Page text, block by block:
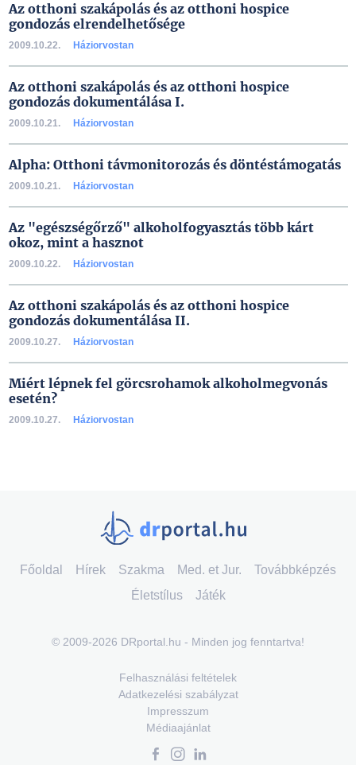
Az otthoni szakápolás és az otthoni hospice
gondozás elrendelhetősége
2009.10.22. Háziorvostan
Az otthoni szakápolás és az otthoni hospice
gondozás dokumentálása I.
2009.10.21. Háziorvostan
Alpha: Otthoni távmonitorozás és döntéstámogatás
2009.10.21. Háziorvostan
Az "egészségőrző" alkoholfogyasztás több kárt
okoz, mint a hasznot
2009.10.22. Háziorvostan
Az otthoni szakápolás és az otthoni hospice
gondozás dokumentálása II.
2009.10.27. Háziorvostan
Miért lépnek fel görcsrohamok alkoholmegvonás
esetén?
2009.10.27. Háziorvostan
Főoldal Hírek Szakma Med. et Jur.
Továbbképzés
Életstílus
Játék
© 2009-2026 DRportal.hu - Minden jog fenntartva!
Felhasználási feltételek
Adatkezelési szabályzat
Impresszum
Médiaajánlat